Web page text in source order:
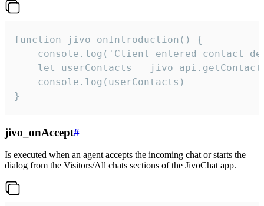
function jivo_onIntroduction() {
console.log('Client entered contact
let userContacts =
    console.log(userContacts)
}
jivo_onAccept#
Is executed when an agent accepts the incoming chat or starts the
dialog from the Visitors/All chats sections of the JivoChat app.